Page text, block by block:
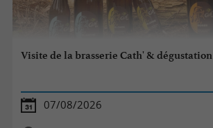
Visite de la brasserie Cath' & dégustation
07/08/2026